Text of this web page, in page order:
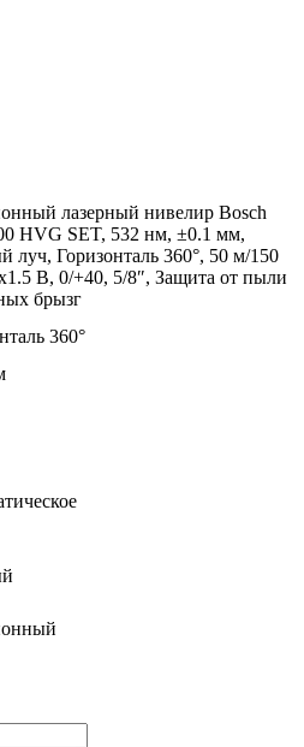
лазерный нивелир Bosch
HVG SET, 532 нм, ±0.1 мм,
луч, Горизонталь 360°, 50 м/150
B, 0/+40, 5/8″, Защита от пыли
брызг
360°